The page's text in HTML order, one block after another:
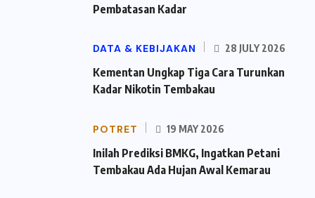
Pembatasan Kadar
DATA & KEBIJAKAN 28 JULY 2026
Kementan Ungkap Tiga Cara Turunkan
Kadar Nikotin Tembakau
POTRET 19 MAY 2026
Inilah Prediksi BMKG, Ingatkan Petani
Tembakau Ada Hujan Awal Kemarau